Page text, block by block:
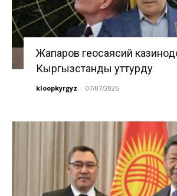
Жапаров геосаясий
Кыргызстанды уттурду
kloopkyrgyz - 07/07/2026